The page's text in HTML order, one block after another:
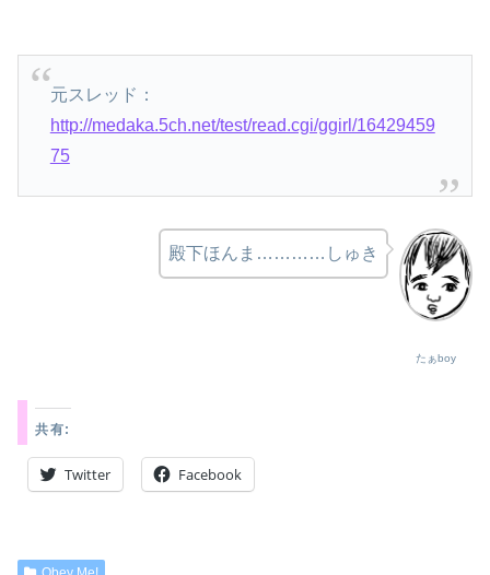
元スレッド：
http://medaka.5ch.net/test/read.cgi/ggirl/16429459
75
たぁboy
殿下ほんま…………しゅき
共有:
Twitter Facebook